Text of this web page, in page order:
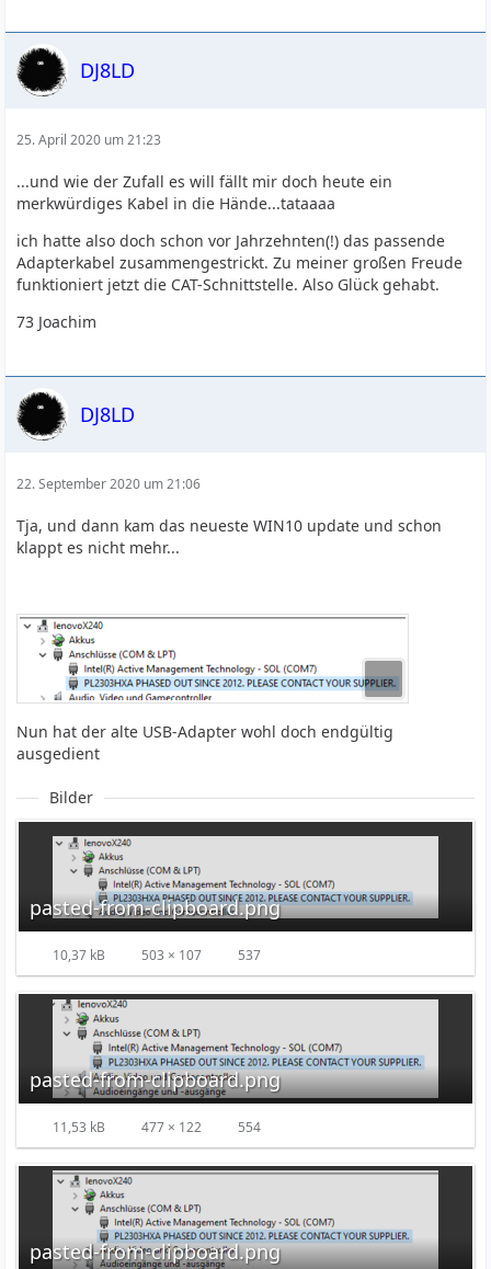
DJ8LD
25. April 2020 um 21:23
...und wie der Zufall es will fällt mir doch heute ein
merkwürdiges Kabel in die Hände...tataaaa
ich hatte also doch schon vor Jahrzehnten(!) das passende
Adapterkabel zusammengestrickt. Zu meiner großen Freude
funktioniert jetzt die CAT-Schnittstelle. Also Glück gehabt.
73 Joachim
DJ8LD
22. September 2020 um 21:06
Tja, und dann kam das neueste WIN10 update und schon
klappt es nicht mehr...
Nun hat der alte USB-Adapter wohl doch endgültig
ausgedient
Bilder
pasted-from-clipboard.png
10,37 kB 503 × 107 537
pasted-from-clipboard.png
11,53 kB 477 × 122 554
pasted-from-clipboard.png